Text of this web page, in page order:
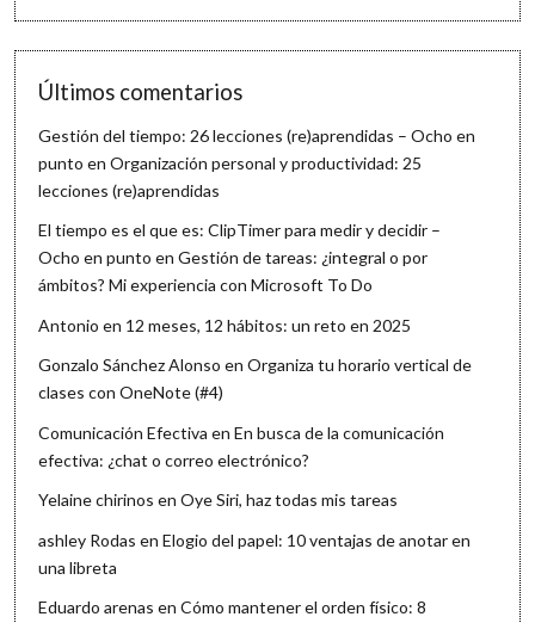
Últimos comentarios
Gestión del tiempo: 26 lecciones (re)aprendidas – Ocho en
punto enOrganización personal y productividad: 25
lecciones (re)aprendidas
El tiempo es el que es: ClipTimer para medir y decidir –
Ocho en punto enGestión de tareas: ¿integral o por
ámbitos? Mi experiencia con Microsoft To Do
Antonio en 12 meses, 12 hábitos: un reto en 2025
Gonzalo Sánchez Alonso enOrganiza tu horario vertical de
clases con OneNote (#4)
Comunicación Efectiva enEn busca de la comunicación
efectiva: ¿chat o correo electrónico?
Yelaine chirinos enOye Siri, haz todas mis tareas
ashley Rodas enElogio del papel: 10 ventajas de anotar en
una libreta
Eduardo arenas enCómo mantener el orden físico: 8